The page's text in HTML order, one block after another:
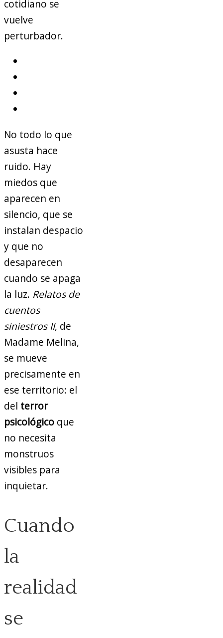
No todo lo que
asusta hace
ruido. Hay
miedos que
aparecen en
silencio, que se
instalan despacio
y que no
desaparecen
cuando se apaga
la luz. Relatos de
cuentos
siniestros II, de
Madame Melina,
se mueve
precisamente en
ese territorio: el
del terror
psicológico que
no necesita
monstruos
visibles para
inquietar.
Cuando
la
realidad
se